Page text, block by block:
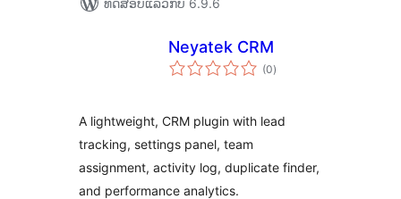
ທົດສອບແລ້ວກັບ 6.9.6
Neyatek CRM
(0ຄະແນນ
ທັງໝົດ
)
A lightweight, CRM plugin with lead
tracking, settings panel, team
assignment, activity log, duplicate finder,
and performance analytics.